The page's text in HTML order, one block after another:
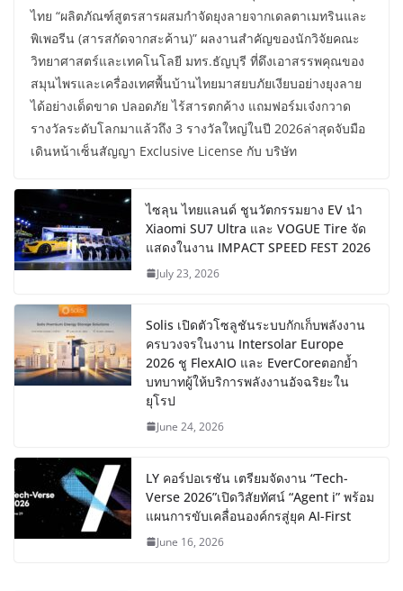
ไทย “ผลิตภัณฑ์สูตรสารผสมกำจัดยุงลายจากเดลตาเมทรินและ
พิเพอรีน (สารสกัดจากสะค้าน)” ผลงานสำคัญของนักวิจัยคณะ
วิทยาศาสตร์และเทคโนโลยี มทร.ธัญบุรี ที่ดึงเอาสรรพคุณของ
สมุนไพรและเครื่องเทศพื้นบ้านไทยมาสยบภัยเงียบอย่างยุงลาย
ได้อย่างเด็ดขาด ปลอดภัย ไร้สารตกค้าง แถมฟอร์มเจ๋งกวาด
รางวัลระดับโลกมาแล้วถึง 3 รางวัลใหญ่ในปี 2026ล่าสุดจับมือ
เดินหน้าเซ็นสัญญา Exclusive License กับ บริษัท
ไซลุน ไทยแลนด์ ชูนวัตกรรมยาง EV นำ
Xiaomi SU7 Ultra และ VOGUE Tire จัด
แสดงในงาน IMPACT SPEED FEST 2026
July 23, 2026
Solis เปิดตัวโซลูชันระบบกักเก็บพลังงาน
ครบวงจรในงาน Intersolar Europe
2026 ชู FlexAIO และ EverCoreตอกย้ำ
บทบาทผู้ให้บริการพลังงานอัจฉริยะใน
ยุโรป
June 24, 2026
LY คอร์ปอเรชัน เตรียมจัดงาน “Tech-
Verse 2026”เปิดวิสัยทัศน์ “Agent i” พร้อม
แผนการขับเคลื่อนองค์กรสู่ยุค AI-First
June 16, 2026